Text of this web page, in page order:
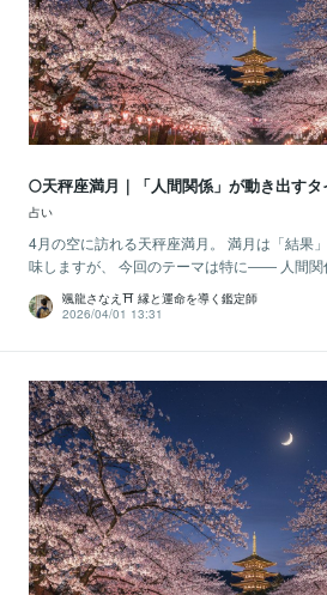
🌕天秤座満月｜「人間関係」が動き出す
占い
4月の空に訪れる天秤座満月。 満月は「結果
味しますが、 今回のテーマは特に―― 人間関
颯龍さなえ⛩ 縁と運命を導く鑑定師
2026/04/01 13:31